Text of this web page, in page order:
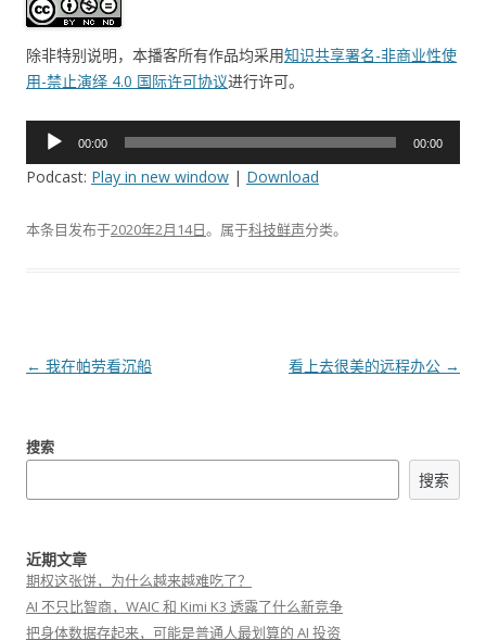
除非特别说明，本播客所有作品均采用知识共享署名-非商业性使
用-禁止演绎 4.0 国际许可协议进行许可。
播
器
00:00 00:00
Podcast: Play in new window | Download
本条目发布于2020年2月14日。属于科技鲜声分类。
文
航
← 我在帕劳看沉船 看上去很美的远程办公 →
搜索
搜索
近期文章
期权这张饼，为什么越来越难吃了？
AI 不只比智商，WAIC 和 Kimi K3 透露了什么新竞争
把身体数据存起来，可能是普通人最划算的 AI 投资